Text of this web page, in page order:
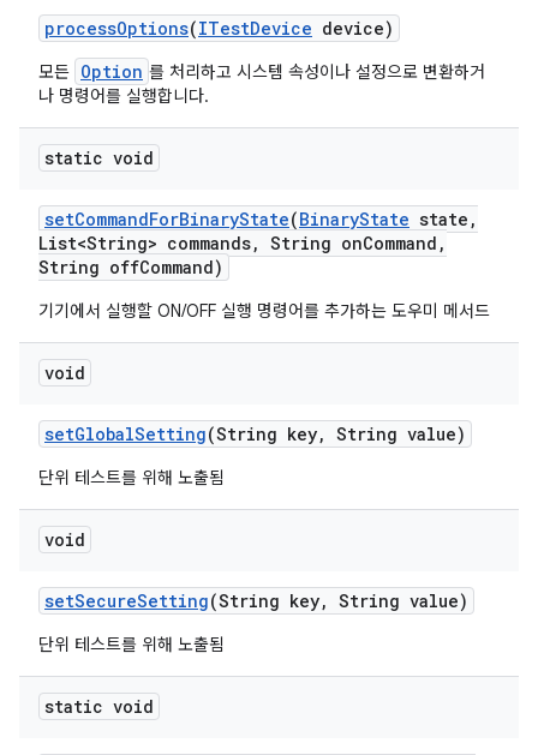
processOptions(ITestDevice device)
모든 Option 를 처리하고 시스템 속성이나 설정으로 변환하거
나 명령어를 실행합니다.
static void
setCommandForBinaryState(BinaryState state ,
List<String> commands, String onCommand ,
String offCommand)
기기에서 실행할 ON/OFF 실행 명령어를 추가하는 도우미 메서드
void
setGlobalSetting(String key, String value)
단위 테스트를 위해 노출됨
void
setSecureSetting(String key, String value)
단위 테스트를 위해 노출됨
static void